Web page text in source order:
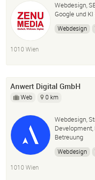
Webdesign,
Google und
Webdesign
Generative
1010 Wien
Anwert Digital GmbH
Web 0 km
Webdesign,
Development,
Betreuung
Webdesign
1010 Wien